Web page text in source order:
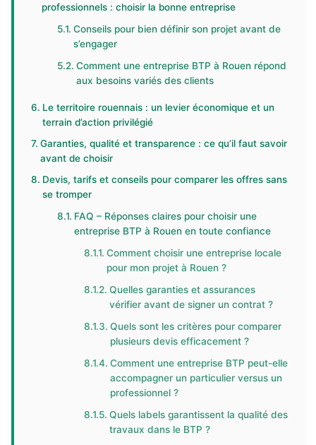
professionnels : choisir la bonne entreprise
Conseils pour bien définir son projet avant de
s’engager
Comment une entreprise BTP à Rouen répond
aux besoins variés des clients
Le territoire rouennais : un levier économique et un
terrain d’action privilégié
Garanties, qualité et transparence : ce qu’il faut savoir
avant de choisir
Devis, tarifs et conseils pour comparer les offres sans
se tromper
FAQ – Réponses claires pour choisir une
entreprise BTP à Rouen en toute confiance
Comment choisir une entreprise locale
pour mon projet à Rouen ?
Quelles garanties et assurances
vérifier avant de signer un contrat ?
Quels sont les critères pour comparer
plusieurs devis efficacement ?
Comment une entreprise BTP peut-elle
accompagner un particulier versus un
professionnel ?
Quels labels garantissent la qualité des
travaux dans le BTP ?